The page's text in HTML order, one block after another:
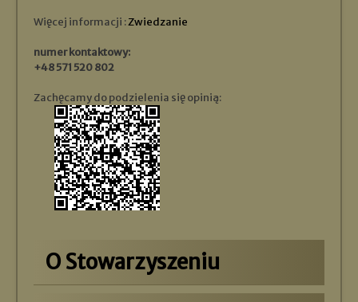
Więcej informacji :Zwiedzanie
numer kontaktowy:
+48 571 520 802
Zachęcamy do podzielenia się opinią:
O Stowarzyszeniu